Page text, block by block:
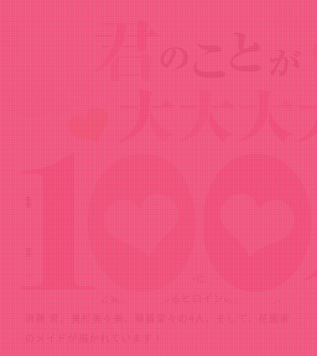
News
第2期キービジュアルを公開！
第2期キービジュアルを公開しました！
主人公の愛城恋太郎の両手いっぱいにアニメ第1期に登
場するヒロインと第2期で加わるヒロインの原賀胡桃、
須藤 育、美杉美々美、華暮愛々の4人、そして、花園家
のメイドが描かれています！